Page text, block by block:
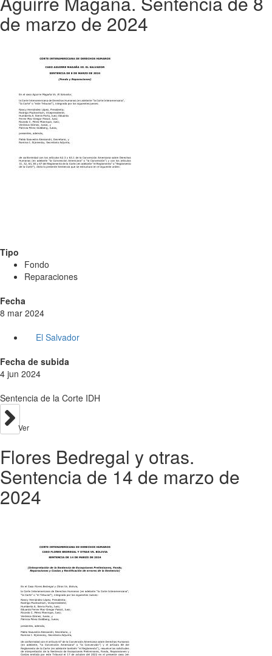
de marzo de 2024
Tipo
Fondo
Reparaciones
Fecha
8 mar 2024
El Salvador
Fecha de subida
4 jun 2024
Sentencia de la Corte IDH
Ver
Flores Bedregal y otras.
Sentencia de 14 de marzo de
2024